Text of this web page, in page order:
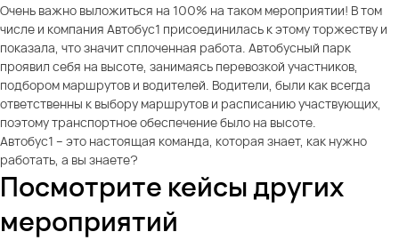
Очень важно выложиться на 100% на таком мероприятии! В том
числе и компания Автобус1 присоединилась к этому торжеству и
показала, что значит сплоченная работа. Автобусный парк
проявил себя на высоте, занимаясь перевозкой участников,
подбором маршрутов и водителей. Водители, были как всегда
ответственны к выбору маршрутов и расписанию участвующих,
поэтому транспортное обеспечение было на высоте.
Автобус1 – это настоящая команда, которая знает, как нужно
работать, а вы знаете?
Посмотрите кейсы других
мероприятий